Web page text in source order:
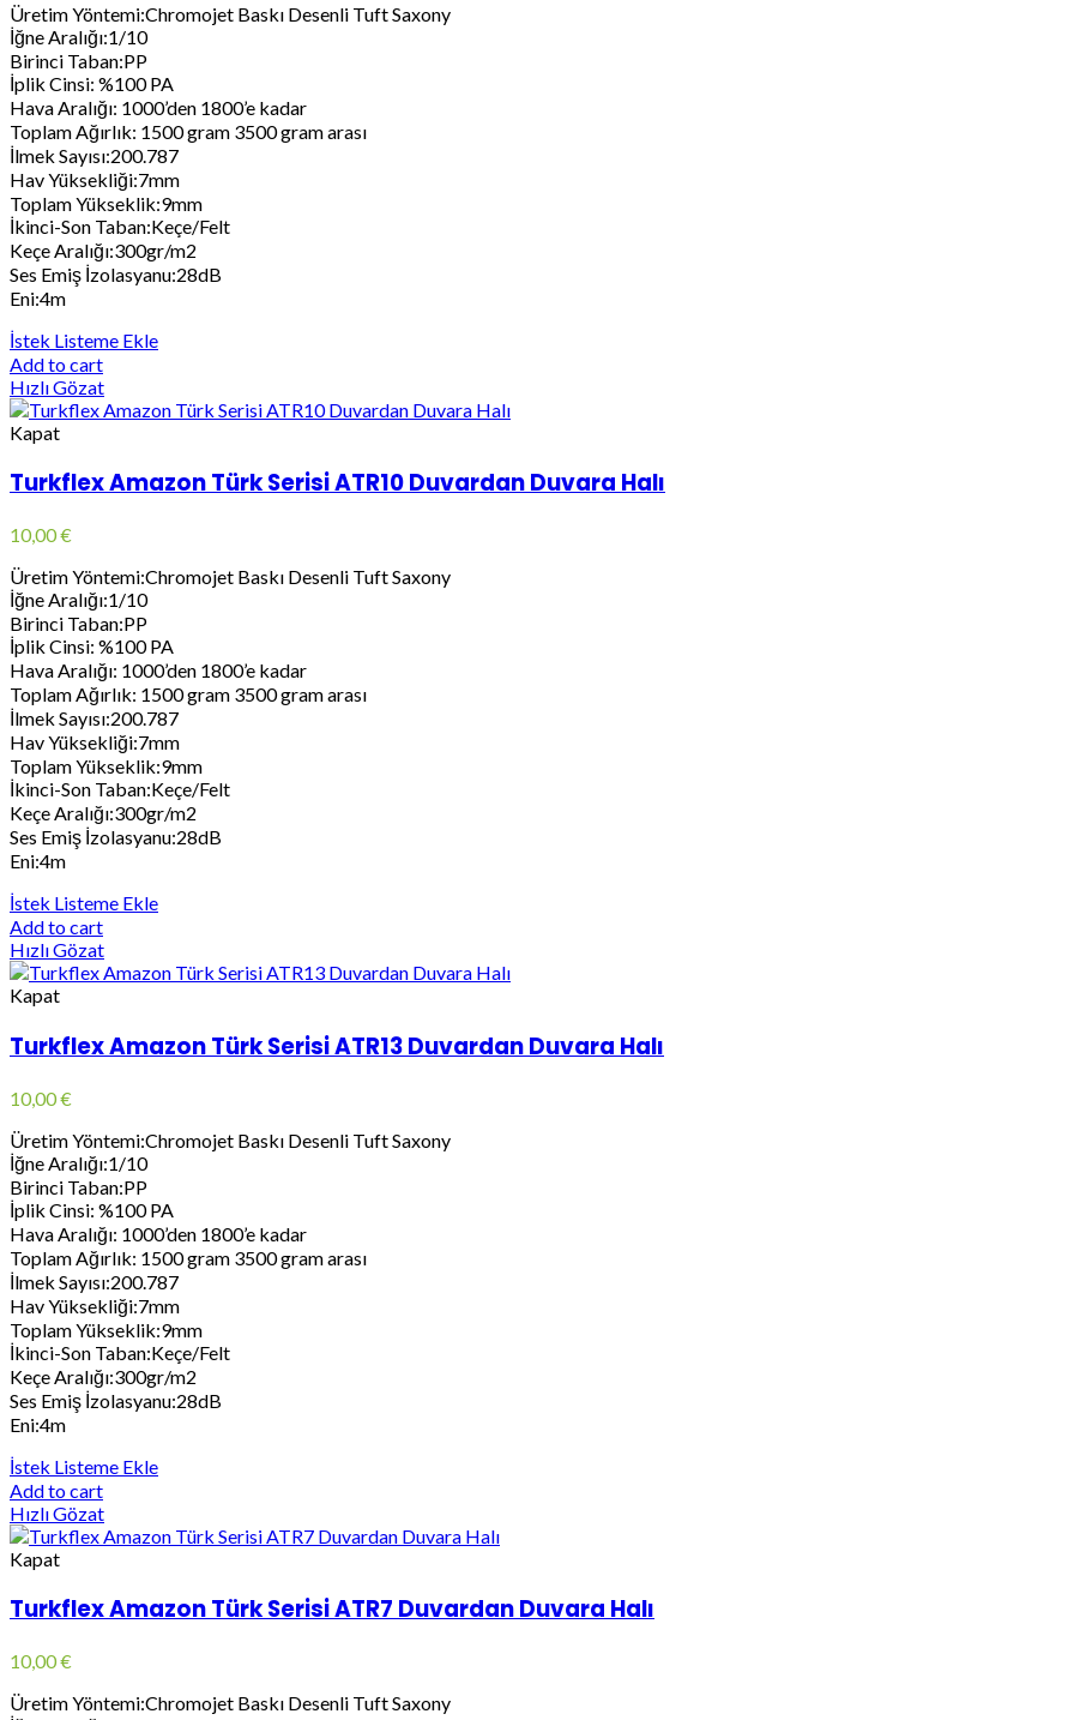
Üretim Yöntemi:Chromojet Baskı Desenli Tuft Saxony
İğne Aralığı:1/10
Birinci Taban:PP
İplik Cinsi: %100 PA
Hava Aralığı: 1000’den 1800’e kadar
Toplam Ağırlık: 1500 gram 3500 gram arası
İlmek Sayısı:200.787
Hav Yüksekliği:7mm
Toplam Yükseklik:9mm
İkinci-Son Taban:Keçe/Felt
Keçe Aralığı:300gr/m2
Ses Emiş İzolasyanu:28dB
Eni:4m
İstek Listeme Ekle
Add to cart
Hızlı Gözat
Kapat
Turkflex Amazon Türk Serisi ATR10 Duvardan Duvara Halı
10,00€
Üretim Yöntemi:Chromojet Baskı Desenli Tuft Saxony
İğne Aralığı:1/10
Birinci Taban:PP
İplik Cinsi: %100 PA
Hava Aralığı: 1000’den 1800’e kadar
Toplam Ağırlık: 1500 gram 3500 gram arası
İlmek Sayısı:200.787
Hav Yüksekliği:7mm
Toplam Yükseklik:9mm
İkinci-Son Taban:Keçe/Felt
Keçe Aralığı:300gr/m2
Ses Emiş İzolasyanu:28dB
Eni:4m
İstek Listeme Ekle
Add to cart
Hızlı Gözat
Kapat
Turkflex Amazon Türk Serisi ATR13 Duvardan Duvara Halı
10,00€
Üretim Yöntemi:Chromojet Baskı Desenli Tuft Saxony
İğne Aralığı:1/10
Birinci Taban:PP
İplik Cinsi: %100 PA
Hava Aralığı: 1000’den 1800’e kadar
Toplam Ağırlık: 1500 gram 3500 gram arası
İlmek Sayısı:200.787
Hav Yüksekliği:7mm
Toplam Yükseklik:9mm
İkinci-Son Taban:Keçe/Felt
Keçe Aralığı:300gr/m2
Ses Emiş İzolasyanu:28dB
Eni:4m
İstek Listeme Ekle
Add to cart
Hızlı Gözat
Kapat
Turkflex Amazon Türk Serisi ATR7 Duvardan Duvara Halı
10,00€
Üretim Yöntemi:Chromojet Baskı Desenli Tuft Saxony